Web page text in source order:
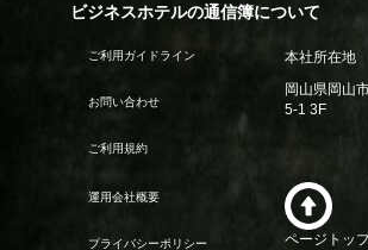
ビジネスホテルの通信簿について
ご利用ガイドライン
お問い合わせ
ご利用規約
運用会社概要
プライバシーポリシー
本社所在地
岡山県岡山
5-1 3F
ページトッ